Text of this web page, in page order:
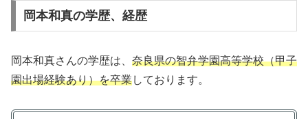
岡本和真の学歴、経歴
岡本和真さんの学歴は、 奈良県の智弁学園高等学校（甲子
園出場経験あり）を卒業しております。